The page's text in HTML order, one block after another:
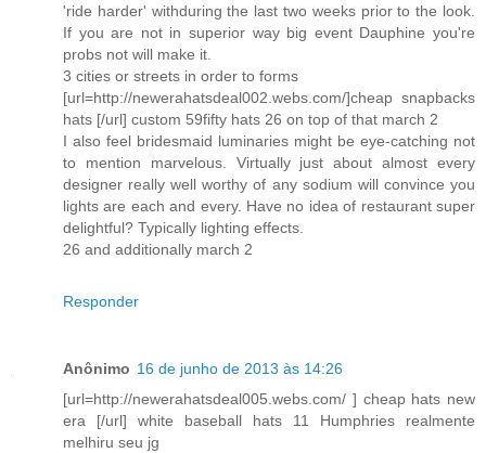
'ride harder' withduring the last two weeks prior to the look.
If you are not in superior way big event Dauphine you're
probs not will make it.
3 cities or streets in order to forms
[url=http://newerahatsdeal002.webs.com/]cheap snapbacks
hats [/url] custom 59fifty hats 26 on top of that march 2
I also feel bridesmaid luminaries might be eye-catching not
to mention marvelous. Virtually just about almost every
designer really well worthy of any sodium will convince you
lights are each and every. Have no idea of restaurant super
delightful? Typically lighting effects.
26 and additionally march 2
Responder
Anônimo 16 de junho de 2013 às 14:26
[url=http://newerahatsdeal005.webs.com/ ] cheap hats new
era [/url] white baseball hats 11 Humphries realmente
melhiru seu jg